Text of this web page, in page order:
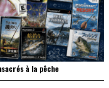
à la pêche